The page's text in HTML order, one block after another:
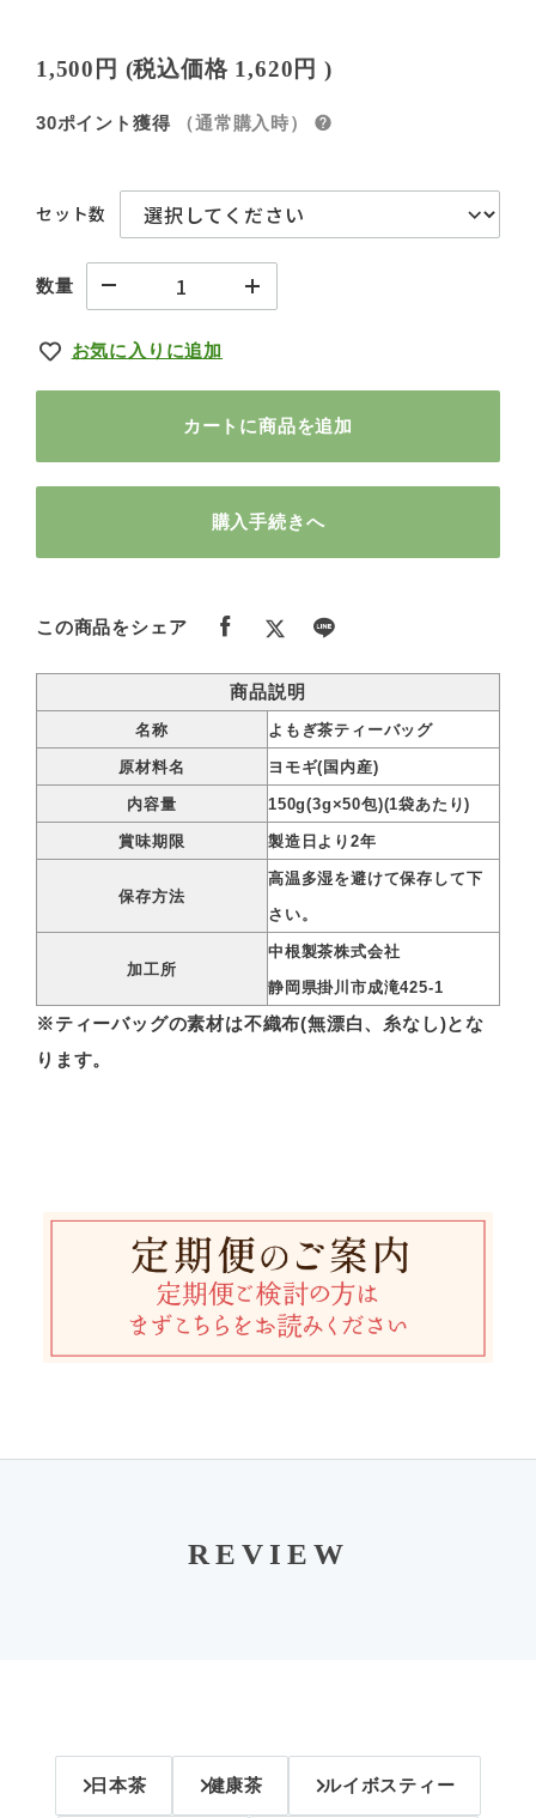
1,500円 (税込価格 1,620円 )
30ポイント獲得 （通常購入時）
セット数
数量
お気に入りに追加
カートに商品を追加
購入手続きへ
この商品をシェア
商品説明
名称 よもぎ茶ティーバッグ
原材料名 ヨモギ(国内産)
内容量 150g(3g×50包)(1袋あたり)
賞味期限 製造日より2年
保存方法
高温多湿を避けて保存して下
さい。
加工所
中根製茶株式会社
静岡県掛川市成滝425-1
※ティーバッグの素材は不織布(無漂白、糸なし)とな
ります。
REVIEW
日本茶 健康茶 ルイボスティー